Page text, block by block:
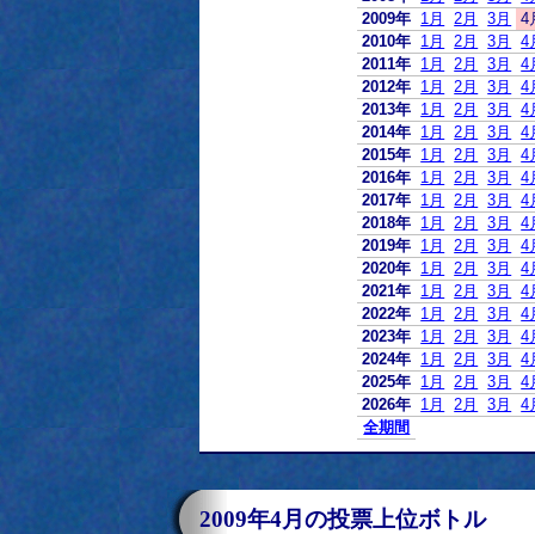
2009年 1月 2月 3月
4
2010年 1月 2月 3月
4
2011年 1月 2月 3月
4
2012年 1月 2月 3月
4
2013年 1月 2月 3月
4
2014年 1月 2月 3月
4
2015年 1月 2月 3月
4
2016年 1月 2月 3月
4
2017年 1月 2月 3月
4
2018年 1月 2月 3月
4
2019年 1月 2月 3月
4
2020年 1月 2月 3月
4
2021年 1月 2月 3月
4
2022年 1月 2月 3月
4
2023年 1月 2月 3月
4
2024年 1月 2月 3月
4
2025年 1月 2月 3月
4
2026年 1月 2月 3月
4
全期間
2009年4月の投票上位ボトル